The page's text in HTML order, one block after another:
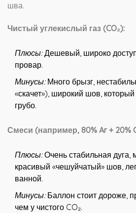
шва.
Чистый углекислый газ (CO₂):
Плюсы:Дешевый, широко
провар.
Минусы:Много брызг,
«скачет»), широкий шов,
грубо.
Смеси (например, 80% Ar + 20%
Плюсы:Очень стабильная дуга,
красивый «чешуйчатый» шов,
ванной.
Минусы:Баллон стоит дороже,
чем у чистого CO₂.